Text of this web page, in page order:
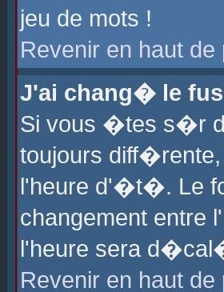
jeu de mots !
Revenir en haut de
J'ai chang� le
Si vous �tes s�r
toujours
l'heure d'�t�. Le
changement
l'heure sera
Revenir en haut de